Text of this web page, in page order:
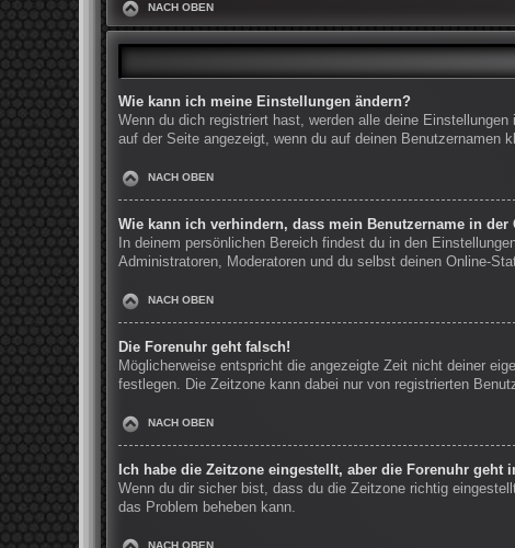
NACH OBEN
Wie kann ich meine Einstellungen ändern?
Wenn du dich registriert hast, werden alle deine
auf der Seite angezeigt, wenn du auf deinen Benutzernamen
NACH OBEN
Wie kann ich verhindern, dass mein Benutzername in der
In deinem persönlichen Bereich findest du in den
Administratoren, Moderatoren und du selbst deinen Online-
NACH OBEN
Die Forenuhr geht falsch!
Möglicherweise entspricht die angezeigte Zeit nicht deiner
festlegen. Die Zeitzone kann dabei nur von registrierten
NACH OBEN
Ich habe die Zeitzone eingestellt, aber die Forenuhr geht
Wenn du dir sicher bist, dass du die Zeitzone richtig
das Problem beheben kann.
NACH OBEN